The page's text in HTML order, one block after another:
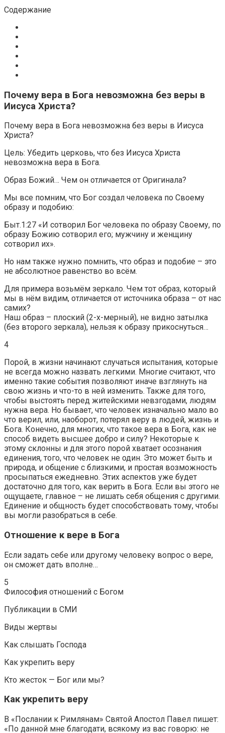
Содержание
Почему вера в Бога невозможна без веры в
Иисуса Христа?
Почему вера в Бога невозможна без веры в Иисуса
Христа?
Цель: Убедить церковь, что без Иисуса Христа
невозможна вера в Бога.
Образ Божий… Чем он отличается от Оригинала?
Мы все помним, что Бог создал человека по Своему
образу и подобию:
Быт.1:27 «И сотворил Бог человека по образу Своему, по
образу Божию сотворил его; мужчину и женщину
сотворил их».
Но нам также нужно помнить, что образ и подобие – это
не абсолютное равенство во всём.
Для примера возьмём зеркало. Чем тот образ, который
мы в нём видим, отличается от источника образа – от нас
самих?
Наш образ – плоский (2-х-мерный), не видно затылка
(без второго зеркала), нельзя к образу прикоснуться…
4
Порой, в жизни начинают случаться испытания, которые
не всегда можно назвать легкими. Многие считают, что
именно такие события позволяют иначе взглянуть на
свою жизнь и что-то в ней изменить. Также для того,
чтобы выстоять перед житейскими невзгодами, людям
нужна вера. Но бывает, что человек изначально мало во
что верил, или, наоборот, потерял веру в людей, жизнь и
Бога. Конечно, для многих, что такое вера в Бога, как не
способ видеть высшее добро и силу? Некоторые к
этому склонны и для этого порой хватает осознания
единения, того, что человек не один. Это может быть и
природа, и общение с близкими, и простая возможность
просыпаться ежедневно. Этих аспектов уже будет
достаточно для того, как верить в Бога. Если вы этого не
ощущаете, главное – не лишать себя общения с другими.
Единение и общность будет способствовать тому, чтобы
вы могли разобраться в себе.
Отношение к вере в Бога
Если задать себе или другому человеку вопрос о вере,
он сможет дать вполне…
5
Философия отношений с Богом
Публикации в СМИ
Виды жертвы
Как слышать Господа
Как укрепить веру
Кто жесток — Бог или мы?
Как укрепить веру
В «Послании к Римлянам» Святой Апостол Павел пишет:
«По данной мне благодати, всякому из вас говорю: не